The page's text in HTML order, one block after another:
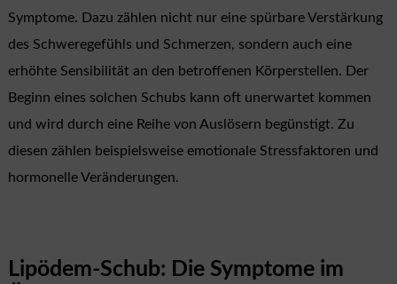
Symptome. Dazu zählen nicht nur eine spürbare Verstärkung
des Schweregefühls und Schmerzen, sondern auch eine
erhöhte Sensibilität an den betroffenen Körperstellen. Der
Beginn eines solchen Schubs kann oft unerwartet kommen
und wird durch eine Reihe von Auslösern begünstigt. Zu
diesen zählen beispielsweise emotionale Stressfaktoren und
hormonelle Veränderungen.
Lipödem-Schub: Die Symptome im